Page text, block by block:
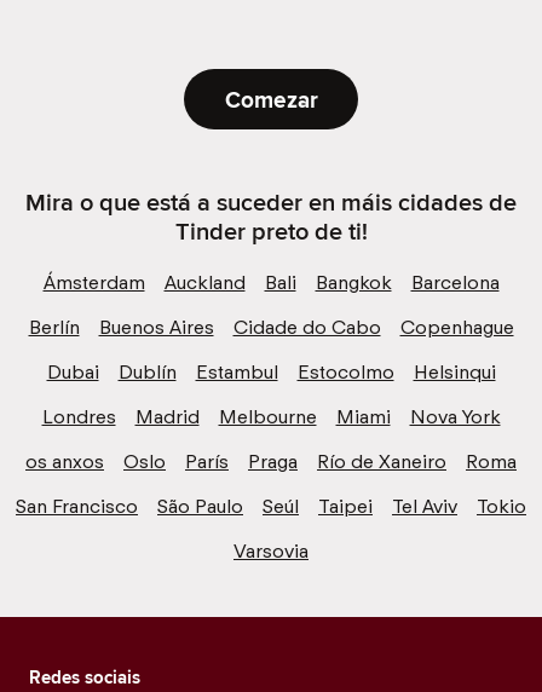
Comezar
Mira o que está a suceder en máis cidades de
Tinder preto de ti!
Ámsterdam Auckland Bali Bangkok
Barcelona
Berlín
Buenos Aires Cidade do Cabo
Copenhague
Dubai
Dublín Estambul Estocolmo
Helsinqui
Londres
Madrid Melbourne Miami
Nova York
os anxos
Oslo París Praga Río de Xaneiro
Roma
San Francisco
São Paulo Seúl Taipei Tel Aviv
Tokio
Varsovia
Redes sociais